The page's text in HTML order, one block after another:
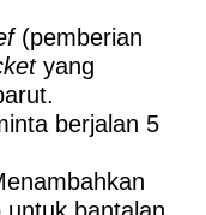
(pemberian
yang
berjalan 5
bantalan